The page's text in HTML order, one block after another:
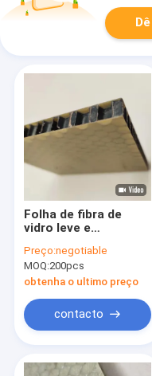
Folha de fibra de
vidro leve e
temperaturas
Preço:negotiable
MOQ:200pcs
obtenha o ultimo preço
contacto